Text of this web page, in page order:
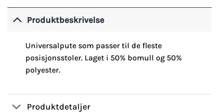
Produktbeskrivelse
Universalpute som passer til de fleste
posisjonsstoler. Laget i 50% bomull og 50%
polyester.
Produktdetaljer